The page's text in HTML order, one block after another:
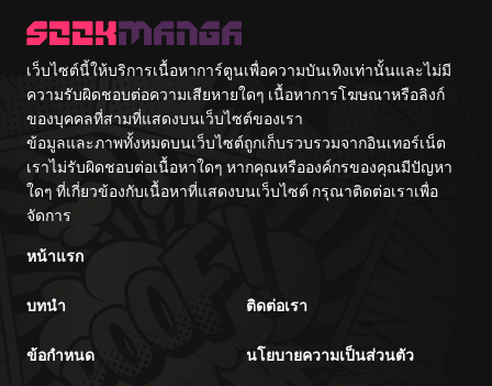
ตอนที่ 34
ตอนที่ 33 05/13/2026
ตอนที่ 32 05/13/2026
ตอนที่ 31
ตอนที่ 29
เว็บไซต์นี้ให้บริการเนื้อหาการ์ตูนเพื่อความบันเทิงเท่านั้นและไม่มี
ความรับผิดชอบต่อความเสียหายใดๆ เนื้อหาการโฆษณาหรือลิงก์
ของบุคคลที่สามที่แสดงบนเว็บไซต์ของเรา
ข้อมูลและภาพทั้งหมดบนเว็บไซต์ถูกเก็บรวบรวมจากอินเทอร์เน็ต
เราไม่รับผิดชอบต่อเนื้อหาใดๆ หากคุณหรือองค์กรของคุณมีปัญหา
ใดๆ ที่เกี่ยวข้องกับเนื้อหาที่แสดงบนเว็บไซต์ กรุณาติดต่อเราเพื่อ
จัดการ
หน้าแรก
บทนำ ติดต่อเรา
ข้อกำหนด นโยบายความเป็นส่วนตัว